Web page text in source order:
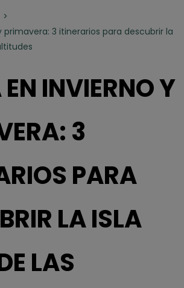
primavera: 3 itinerarios para descubrir la
INVIERNO Y
3
PARA
LA ISLA
LAS